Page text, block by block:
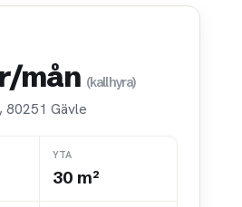
mån (kallhyra)
, 80251 Gävle
YTA
30 m²